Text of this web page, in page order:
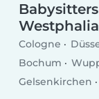
Westphalia
Cologne
Bochum
Gelsenkirchen